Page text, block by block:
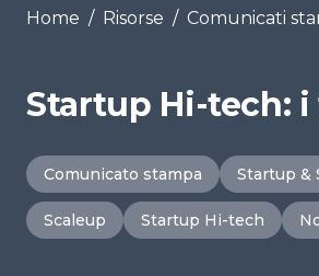
Home / Risorse / Comunicati
Startup Hi-tech:
Comunicato stampa Startup &
Scaleup Startup Hi-tech